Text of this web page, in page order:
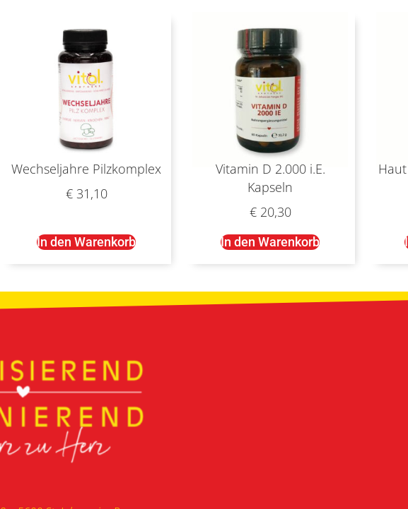
Wechseljahre Pilzkomplex
€31,10
In den Warenkorb
Vitamin D 2.000 i.E.
Kapseln
€20,30
In den Warenkorb